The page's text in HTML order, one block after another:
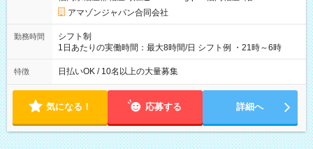
です。
アマゾンジャパン合同会社
勤務時間
シフト制
1日あたりの実働時間：最大8時間/日 シフト例 ・21時～6時
特徴 日払いOK / 10名以上の大量募集
気になる！ 応募する 詳細へ